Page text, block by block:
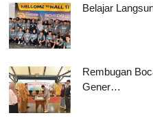
Belajar
Rembugan
Gener…